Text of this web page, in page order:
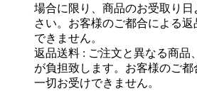
場合に限り、商品のお受取り
さい。お客様のご都合による
できません。
返品送料 : ご注文と異なる商品
が負担致します。お客様のご
一切お受けできません。